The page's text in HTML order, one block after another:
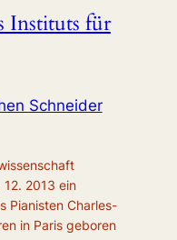
Instituts für
Schneider
2013 ein
Pianisten Charles-
in Paris geboren